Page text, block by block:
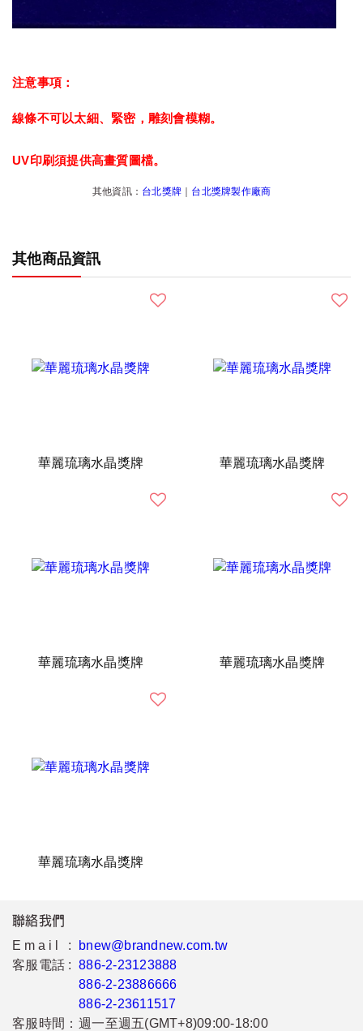
注意事項：
線條不可以太細、緊密，雕刻會模糊。
UV印刷須提供高畫質圖檔。
其他資訊： 台北獎牌 台北獎牌製作廠商
其他商品資訊
華麗琉璃水晶獎牌 華麗琉璃水晶獎牌
華麗琉璃水晶獎牌 華麗琉璃水晶獎牌
華麗琉璃水晶獎牌
聯絡我們
Email :
bnew@brandnew.com.tw
客服電話 : 886-2-23123888
886-2-23886666
886-2-23611517
客服時間： 週一至週五(GMT+8)09:00-18:00